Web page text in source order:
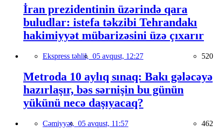
İran prezidentinin üzərində qara
buludlar: istefa təkzibi Tehrandakı
hakimiyyət mübarizəsini üzə çıxarır
Ekspress təhlil, 05 avqust, 12:27 520
Metroda 10 aylıq sınaq: Bakı gələcəyə
hazırlaşır, bəs sərnişin bu günün
yükünü necə daşıyacaq?
Cəmiyyət, 05 avqust, 11:57 462